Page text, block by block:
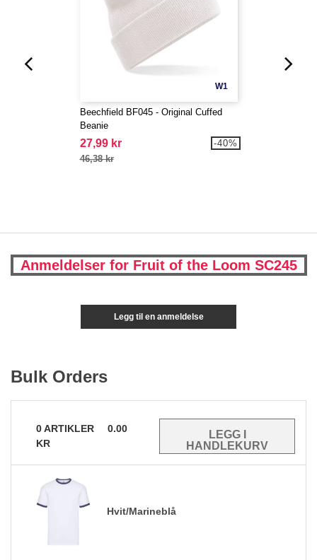
W1
Beechfield BF045 - Original Cuffed
Beanie
27,99 kr
46,38 kr
-40%
Anmeldelser for Fruit of the Loom SC245
Legg til en anmeldelse
Bulk Orders
0ARTIKLER
0.00
KR
Hvit/Marineblå